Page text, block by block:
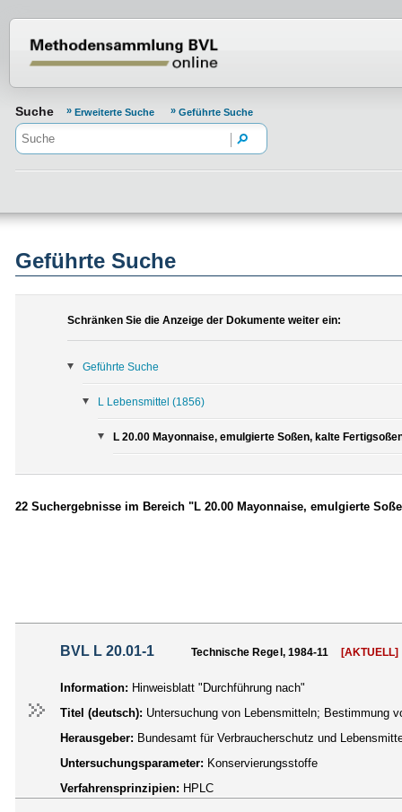
Suche Erweiterte Suche Geführte Suche
Geführte Suche
Schränken Sie die Anzeige der Dokumente weiter ein:
Geführte Suche
L Lebensmittel (1856)
L 20.00 Mayonnaise, emulgierte Soßen, kalte
22 Suchergebnisse im Bereich "L 20.00 Mayonnaise, emulgierte
BVL L 20.01-1 Technische Regel, 1984-11 [AKTUELL]
Information: Hinweisblatt "Durchführung nach"
Titel (deutsch): Untersuchung von Lebensmitteln; Bestimmung
Herausgeber: Bundesamt für Verbraucherschutz und
Untersuchungsparameter: Konservierungsstoffe
Verfahrensprinzipien: HPLC